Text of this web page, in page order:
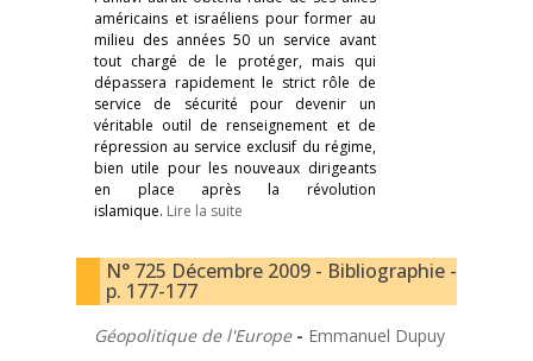
américains et israéliens pour former au
milieu des années 50 un service avant
tout chargé de le protéger, mais qui
dépassera rapidement le strict rôle de
service de sécurité pour devenir un
véritable outil de renseignement et de
répression au service exclusif du régime,
bien utile pour les nouveaux dirigeants
en place après la révolution
islamique. Lire la suite
N° 725 Décembre 2009 - Bibliographie -
p. 177-177
Géopolitique de l'Europe - Emmanuel Dupuy